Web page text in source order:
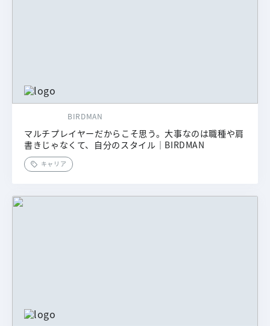
BIRDMAN
マルチプレイヤーだからこそ思う。大事なのは職種や肩
書きじゃなくて、自分のスタイル｜BIRDMAN
キャリア